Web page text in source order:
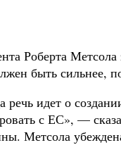
Роберта
быть сильнее,
речь идет о
с ЕС», —
Метсола